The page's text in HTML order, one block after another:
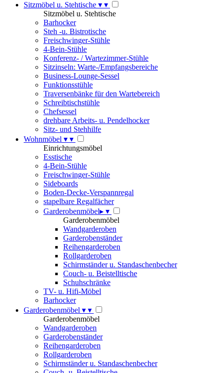
Sitzmöbel u. Stehtische ▾ ▾
Sitzmöbel u. Stehtische
Barhocker
Steh -u. Bistrotische
Freischwinger-Stühle
4-Bein-Stühle
Konferenz- / Wartezimmer-Stühle
Sitzinseln: Warte-/Empfangsbereiche
Business-Lounge-Sessel
Funktionsstühle
Traversenbänke für den Wartebereich
Schreibtischstühle
Chefsessel
drehbare Arbeits- u. Pendelhocker
Sitz- und Stehhilfe
Wohnmöbel ▾ ▾
Einrichtungsmöbel
Esstische
4-Bein-Stühle
Freischwinger-Stühle
Sideboards
Boden-Decke-Verspannregal
stapelbare Regalfächer
Garderobenmöbel▸ ▾
Garderobenmöbel
Wandgarderoben
Garderobenständer
Reihengarderoben
Rollgarderoben
Schirmständer u. Standaschenbecher
Couch- u. Beistelltische
Schuhschränke
TV- u. Hifi-Möbel
Barhocker
Garderobenmöbel ▾ ▾
Garderobenmöbel
Wandgarderoben
Garderobenständer
Reihengarderoben
Rollgarderoben
Schirmständer u. Standaschenbecher